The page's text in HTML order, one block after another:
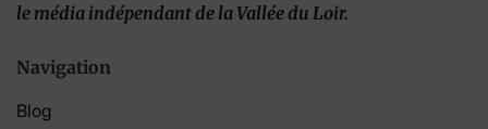
le média indépendant de la Vallée du Loir.
Navigation
Blog